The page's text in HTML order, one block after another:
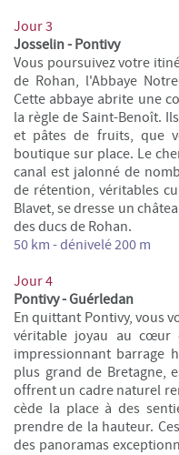
Jour 3
Josselin - Pontivy
Vous poursuivez votre
de Rohan, l'Abbaye
Cette abbaye abrite une
la règle de Saint-Benoît.
et pâtes de fruits, que
boutique sur place. Le
canal est jalonné de
de rétention, véritables
Blavet, se dresse un
des ducs de Rohan.
50 km - dénivelé 200 m
Jour 4
Pontivy - Guérledan
En quittant Pontivy, vous
véritable joyau au cœur
impressionnant barrage
plus grand de Bretagne,
offrent un cadre naturel
cède la place à des
prendre de la hauteur.
des panoramas